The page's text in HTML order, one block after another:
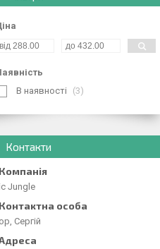
В наявності
3
Контакти
Jungle
Сергій